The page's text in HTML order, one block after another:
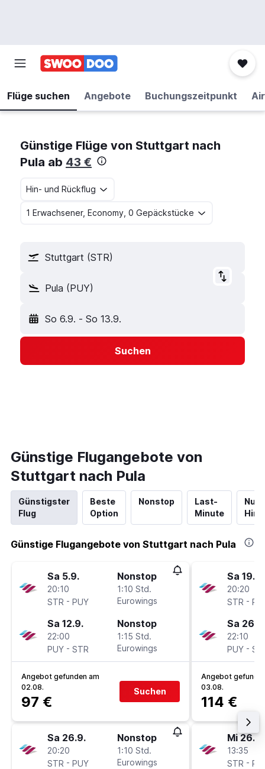
Flüge suchen Angebote Buchungszeitpunkt
Günstige Flüge von Stuttgart nach
Pula ab 43 €
Hin- und Rückflug
1 Erwachsener, Economy, 0 Gepäckstücke
Stuttgart (STR)
Pula (PUY)
So 6.9. - So 13.9.
Suchen
Günstige Flugangebote von
Stuttgart nach Pula
Günstigster
Flug
Beste
Option
Nonstop
Last-
Minute
Nur
Günstige Flugangebote von Stuttgart nach Pula
Sa 5.9.
20:10
STR - PUY
Nonstop
1:10 Std.
Eurowings
Sa 12.9.
22:00
PUY - STR
Nonstop
1:15 Std.
Eurowings
Angebot gefunden am
02.08.
97 €
Suchen
Sa 26.9.
20:20
STR - PUY
Nonstop
1:10 Std.
Eurowings
Sa 19.9.
20:20
STR -
Sa 26.9.
22:10
PUY -
Angebot
03.08.
114 €
Mi 26.8.
13:35
STR -